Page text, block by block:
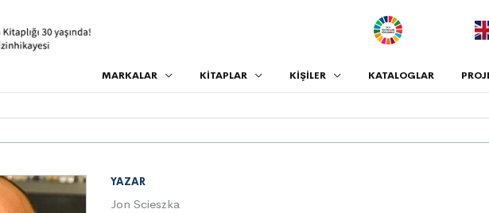
.
MARKALAR KİTAPLAR KİŞİLER KATALOGLAR
YAZAR
Jon Scieszka